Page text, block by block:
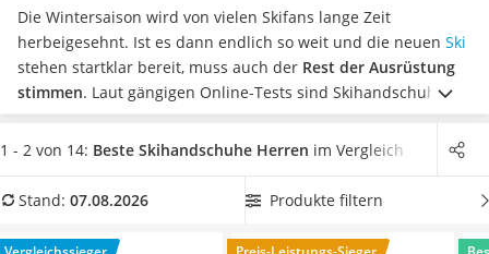
Reisetasche mit Rollen
Klimmzugstation
Koffer
Nachtsichtgerät
Faltschloss
Vibrationsplatte
Sicherheitsweste Reiten
Service
Die Wintersaison wird von vielen Skifans lange Zeit
herbeigesehnt. Ist es dann endlich so weit und die neuen Ski
stehen startklar bereit, muss auch der Rest der Ausrüstung
stimmen. Laut gängigen Online-Tests sind Skihandschuhe für
Herren dabei ein fester Bestandteil.Mit besonderswarmen,
wasser- und winddichtenExemplaren können Sie viele
bekommen. In unserer Vergleichstabelle finden Sie
Eigenschaften
. Überzeugt hat uns hier im August 2026
1 - 2 von 14: Beste Skihandschuhe Herren im Vergleich
Stand: 07.08.2026 Produkte filtern